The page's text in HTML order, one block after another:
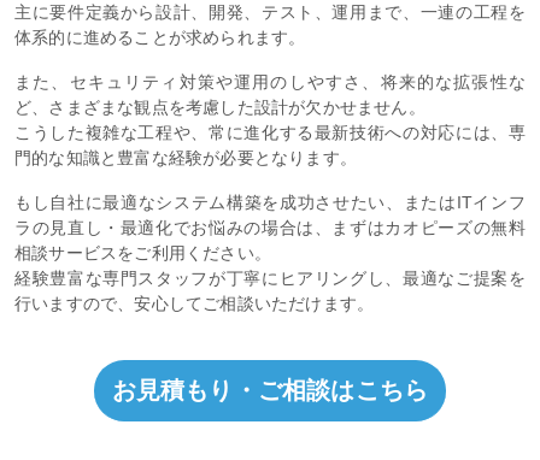
主に要件定義から設計、開発、テスト、運用まで、一連の工程を
体系的に進めることが求められます。
また、セキュリティ対策や運用のしやすさ、将来的な拡張性な
ど、さまざまな観点を考慮した設計が欠かせません。
こうした複雑な工程や、常に進化する最新技術への対応には、専
門的な知識と豊富な経験が必要となります。
もし自社に最適なシステム構築を成功させたい、またはITインフ
ラの見直し・最適化でお悩みの場合は、まずはカオピーズの無料
相談サービスをご利用ください。
経験豊富な専門スタッフが丁寧にヒアリングし、最適なご提案を
行いますので、安心してご相談いただけます。
お見積もり・ご相談はこちら